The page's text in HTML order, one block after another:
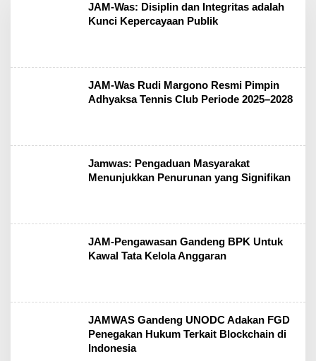
JAM-Was: Disiplin dan Integritas adalah
Kunci Kepercayaan Publik
JAM-Was Rudi Margono Resmi Pimpin
Adhyaksa Tennis Club Periode 2025–2028
Jamwas: Pengaduan Masyarakat
Menunjukkan Penurunan yang Signifikan
JAM-Pengawasan Gandeng BPK Untuk
Kawal Tata Kelola Anggaran
JAMWAS Gandeng UNODC Adakan FGD
Penegakan Hukum Terkait Blockchain di
Indonesia